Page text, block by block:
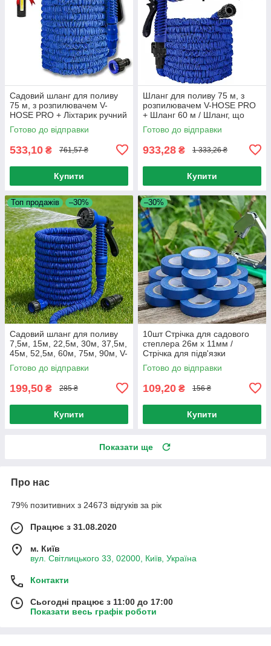
Садовий шланг для поливу
75 м, з розпилювачем V-
HOSE PRO + Ліхтарик ручний
USB 2в1
Готово до відправки
533,10 ₴ 761,57 ₴
Купити
Шланг для поливу 75 м, з
розпилювачем V-HOSE PRO
+ Шланг 60 м / Шланг, що
розтягується
Готово до відправки
933,28 ₴ 1 333,26 ₴
Купити
Топ продажів –30%
Садовий шланг для поливу
7,5м, 15м, 22,5м, 30м, 37,5м,
45м, 52,5м, 60м, 75м, 90м, V-
HOSE PRO + розпилювач
Готово до відправки
199,50 ₴ 285 ₴
Купити
–30%
10шт Стрічка для садового
степлера 26м х 11мм /
Стрічка для підв'язки
винограду / Стрічка для
степлера
Готово до відправки
109,20 ₴ 156 ₴
Купити
Показати ще
Про нас
79% позитивних з 24673 відгуків за рік
Працює з 31.08.2020
м. Київ
вул. Світлицького 33, 02000, Київ, Україна
Контакти
Сьогодні працює з 11:00 до 17:00
Показати весь графік роботи